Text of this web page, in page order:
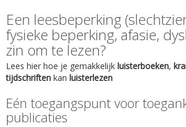
Een leesbeperking
fysieke beperking, afasie,
zin om te lezen?
Lees hier hoe je gemakkelijk luisterboeken,
tijdschriften kan luisterlezen
Eén toegangspunt voor
publicaties